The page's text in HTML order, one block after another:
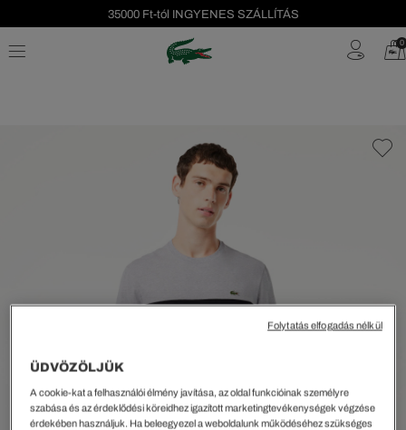
35000 Ft-tól INGYENES SZÁLLÍTÁS
Szezonális leárazás akár -40%! 0
ÜDVÖZÖLJÜK
A cookie-kat a felhasználói élmény javítása, az oldal funkcióinak személyre
szabása és az érdeklődési köreidhez igazított marketingtevékenységek végzése
érdekében használjuk. Ha beleegyezel a weboldalunk működéséhez szükséges
Folytatás elfogadás nélkül